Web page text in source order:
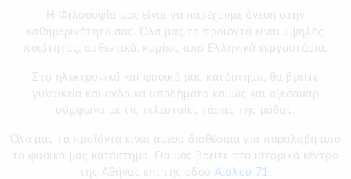
H Φιλοσοφία μας είναι να παρέχουμε άνεση στην
καθημερινότητα σας. Όλα μας τα προϊόντα είναι υψηλής
ποιότητας, αυθεντικά, κυρίως από Ελληνικά εεργοστάσια.
Στο ηλεκτρονικό και φυσικό μας κατάστημα, θα βρείτε
γυναικεία και ανδρικά υποδήματα καθώς και αξεσουάρ
σύμφωνα με τις τελευταίες τάσεις της μόδας.
Όλα μας τα προϊόντα είναι άμεσα διαθέσιμα για παραλαβή από
το φυσικό μας κατάστημα. Θα μας βρείτε στο ιστορικό κέντρο
της Αθήνας επί της οδού Αιόλου 71.